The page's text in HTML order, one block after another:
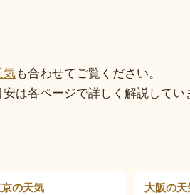
気も合わせてご覧ください。
は各ページで詳しく解説してい
の天気 大阪の天